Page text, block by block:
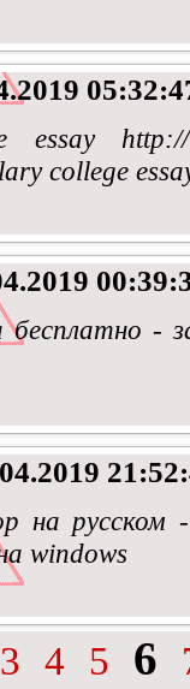
http://
college
бесплатно -
на
windows
3 4 5 6